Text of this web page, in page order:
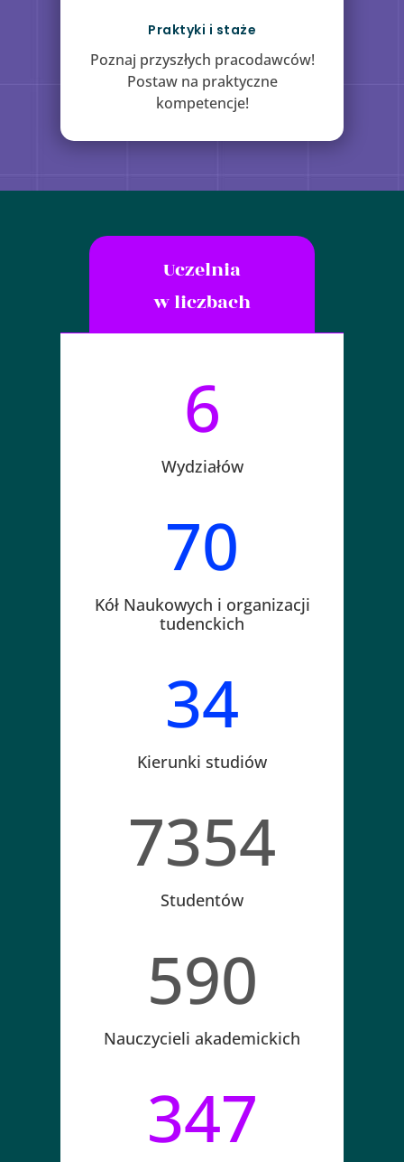
Praktyki i staże
Poznaj przyszłych pracodawców!
Postaw na praktyczne
kompetencje!
Uczelnia
w liczbach
6
Wydziałów
70
Kół Naukowych i organizacji
tudenckich
34
Kierunki studiów
7354
Studentów
590
Nauczycieli akademickich
347